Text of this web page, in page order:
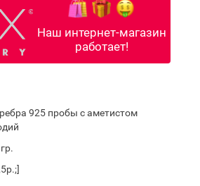
Наш интернет-магазин
работает!
925 пробы с аметистом